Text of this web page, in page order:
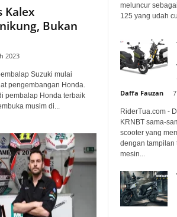
Kalex
Bukan
2023
Suzuki mulai
pengembangan Honda.
pembalap Honda terbaik
musim di...
meluncur
125 yang udah
Daffa Fauzan
RiderTua.com -
KRNBT sama-
scooter yang
dengan tampilan
mesin...